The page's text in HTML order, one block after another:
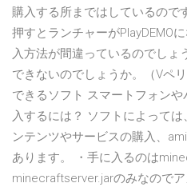
購入する所まではしているので
押すとランチャーがPlayDEMO
入方法が間違っているのでしょ
できないのでしょうか。（Vペ
できるソフト スマートフォン
入するには？ ソフトによって
ンテンツやサービスの購入、
あります。 ・手に入るのは
minecraftserver.jarのみなので